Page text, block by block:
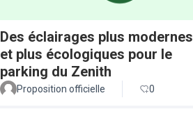
Des éclairages plus modernes
et plus écologiques pour le
parking du Zenith
Proposition officielle 0